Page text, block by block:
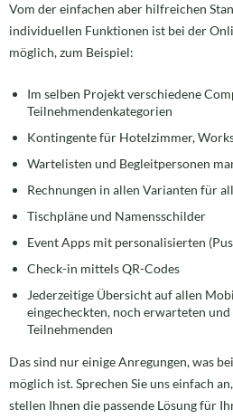
Vom der einfachen aber hilfreichen
individuellen Funktionen ist bei der
möglich, zum Beispiel:
Im selben Projekt verschiedene
Teilnehmendenkategorien
Kontingente für Hotelzimmer,
Wartelisten und Begleitpersonen
Rechnungen in allen Varianten für
Tischpläne und Namensschilder
Event Apps mit personalisierten
Check-in mittels QR-Codes
Jederzeitige Übersicht auf allen
eingecheckten, noch erwarteten
Teilnehmenden
Das sind nur einige Anregungen, was
möglich ist. Sprechen Sie uns einfach
stellen Ihnen die passende Lösung für